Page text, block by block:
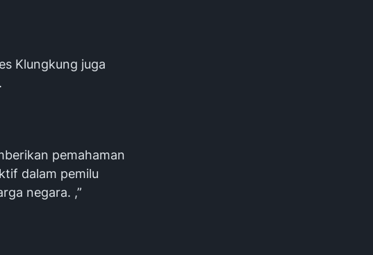
Klungkung juga
pemahaman
dalam pemilu
negara. ,”